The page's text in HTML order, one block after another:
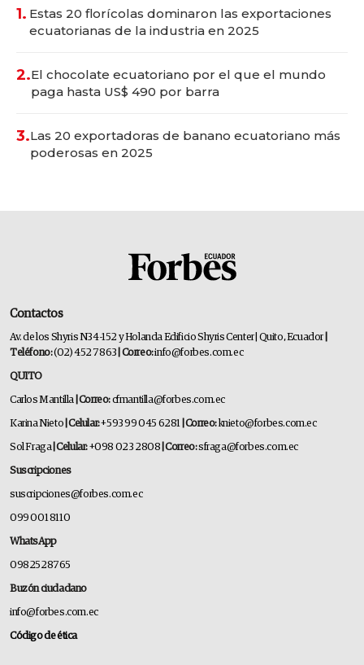
1. Estas 20 florícolas dominaron las exportaciones
ecuatorianas de la industria en 2025
2.El chocolate ecuatoriano por el que el mundo
paga hasta US$ 490 por barra
3.Las 20 exportadoras de banano ecuatoriano más
poderosas en 2025
Contactos
Av. de los Shyris N34-152 y Holanda Edificio Shyris Center | Quito, Ecuador
Teléfono:(02) 452 7863 | Correo:info@forbes.com.ec
QUITO
Carlos Mantilla | Correo:cfmantilla@forbes.com.ec
Karina Nieto | Celular:+593 99 045 6281 | Correo:knieto@forbes.com.ec
Sol Fraga| Celular:+098 023 2808 | Correo:sfraga@forbes.com.ec
Suscripciones
suscripciones@forbes.com.ec
099 001 8110
WhatsApp
0982528765
Buzón ciudadano
info@forbes.com.ec
Código de ética